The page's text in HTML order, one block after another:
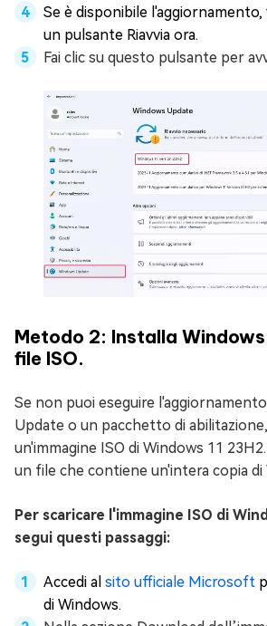
Se è disponibile
un pulsante Riavvia ora.
Fai clic su questo pulsante per
Metodo 2: Installa Windows
file ISO.
Se non puoi eseguire
Update o un pacchetto di
un'immagine ISO di Windows 11
un file che contiene un'intera copia di
Per scaricare l'immagine ISO di
segui questi passaggi:
Accedi al sito ufficiale Microsoft
di Windows.